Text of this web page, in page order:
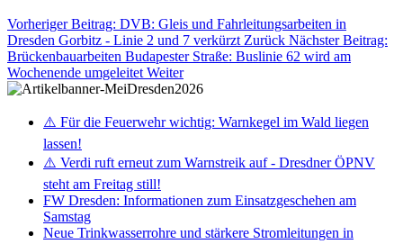
Vorheriger Beitrag: DVB: Gleis und Fahrleitungsarbeiten in
Dresden Gorbitz - Linie 2 und 7 verkürzt Zurück Nächster Beitrag:
Brückenbauarbeiten Budapester Straße: Buslinie 62 wird am
Wochenende umgeleitet Weiter
⚠️ Für die Feuerwehr wichtig: Warnkegel im Wald liegen
lassen!
⚠️ Verdi ruft erneut zum Warnstreik auf - Dresdner ÖPNV
steht am Freitag still!
FW Dresden: Informationen zum Einsatzgeschehen am
Samstag
Neue Trinkwasserrohre und stärkere Stromleitungen in